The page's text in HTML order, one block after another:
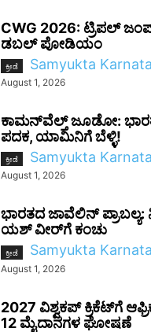
CWG 2026: ಟ್ರಿಪಲ್
ಡಬಲ್ ಪೋಡಿಯಂ
ಕ್ರೀಡೆ Samyukta
August 1, 2026
ಕಾಮನ್‌ವೆಲ್ತ್ ಜೂಡೋ:
ಪದಕ, ಯಾಮಿನಿಗೆ ಬೆಳ್ಳಿ!
ಕ್ರೀಡೆ Samyukta
August 1, 2026
ಭಾರತದ ಜಾವೆಲಿನ್ ಪ್ರಾಬಲ್ಯ:
ಯಶ್ ವೀರ್‌ಗೆ ಕಂಚು
ಕ್ರೀಡೆ Samyukta
August 1, 2026
2027 ವಿಶ್ವಕಪ್‌ ಕ್ರಿಕೆಟ್‌ಗೆ
12 ಮೈದಾನಗಳ ಘೋಷಣೆ